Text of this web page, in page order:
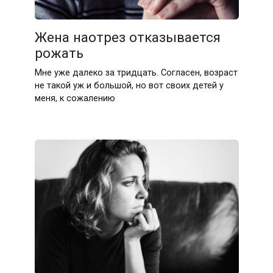
Жена наотрез отказывается
рожать
Мне уже далеко за тридцать. Согласен, возраст
не такой уж и большой, но вот своих детей у
меня, к сожалению